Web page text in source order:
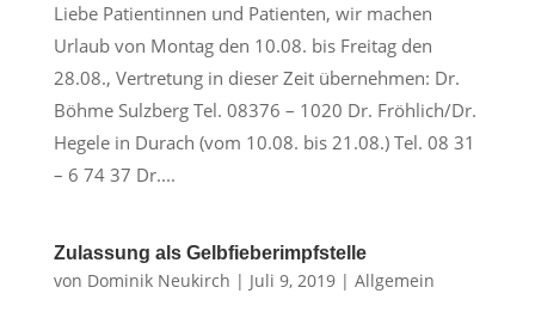
Liebe Patientinnen und Patienten, wir machen
Urlaub von Montag den 10.08. bis Freitag den
28.08., Vertretung in dieser Zeit übernehmen: Dr.
Böhme Sulzberg Tel. 08376 – 1020 Dr. Fröhlich/Dr.
Hegele in Durach (vom 10.08. bis 21.08.) Tel. 08 31
– 6 74 37 Dr....
Zulassung als Gelbfieberimpfstelle
von Dominik Neukirch | Juli 9, 2019| Allgemein